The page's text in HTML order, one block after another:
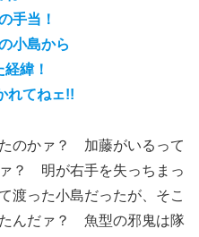
手当！
小島から
緯！
れてねェ!!
のかァ？ 加藤がいるって
？ 明が右手を失っちまっ
渡った小島だったが、そこ
んだァ？ 魚型の邪鬼は隊